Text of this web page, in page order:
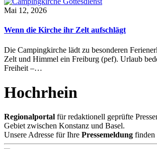
Mai 12, 2026
Wenn die Kirche ihr Zelt aufschlägt
Die Campingkirche lädt zu besonderen
Zelt und Himmel ein Freiburg (pef). Urlaub
Freiheit –…
Hochrhein
Regionalportal für redaktionell geprüfte
Gebiet zwischen Konstanz und Basel.
Unsere Adresse für Ihre Pressemeldung finden